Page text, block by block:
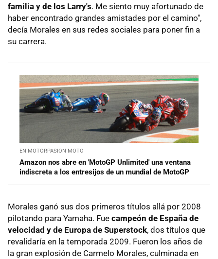
familia y de los Larry's. Me siento muy afortunado de
haber encontrado grandes amistades por el camino",
decía Morales en sus redes sociales para poner fin a
su carrera.
EN MOTORPASION MOTO
Amazon nos abre en 'MotoGP Unlimited' una ventana
indiscreta a los entresijos de un mundial de MotoGP
Morales ganó sus dos primeros títulos allá por 2008
pilotando para Yamaha. Fue campeón de España de
velocidad y de Europa de Superstock, dos títulos que
revalidaría en la temporada 2009. Fueron los años de
la gran explosión de Carmelo Morales, culminada en